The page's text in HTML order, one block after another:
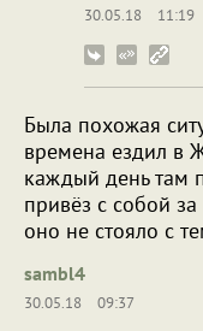
30.05.18
11:19
Была похожая
времена ездил в
каждый день там
привёз с собой
оно не стояло с
sambl4
30.05.18
09:37